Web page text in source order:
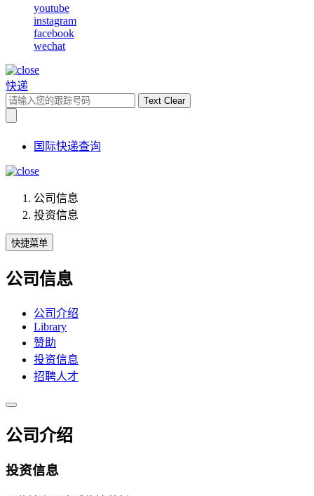
youtube
instagram
facebook
wechat
快递
Text Clear
国际快递查询
公司信息
投资信息
快捷菜单
公司信息
公司介绍
Library
赞助
投资信息
招聘人才
公司介绍
投资信息